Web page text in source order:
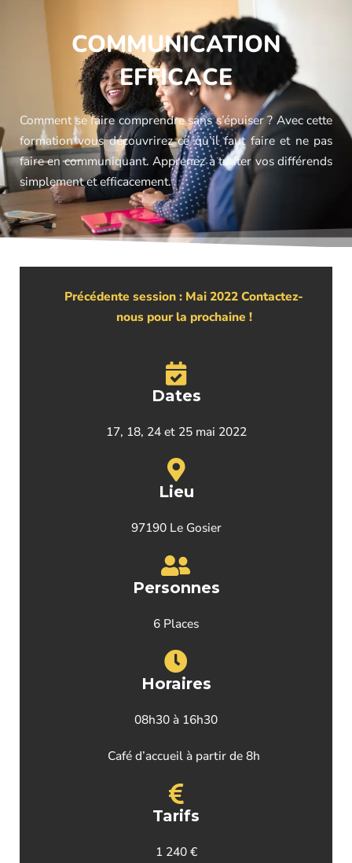
COMMUNICATION
EFFICACE
Comment se faire comprendre sans s’épuiser ? Avec cette
formation vous découvrirez ce qu’il faut faire et ne pas
faire en communiquant. Apprenez à traiter vos différends
simplement et efficacement.
Précédente session : Mai 2022 Contactez-
nous pour la prochaine !
Dates
17, 18, 24 et 25 mai 2022
Lieu
97190 Le Gosier
Personnes
6 Places
Horaires
08h30 à 16h30
Café d’accueil à partir de 8h
Tarifs
1 240 €